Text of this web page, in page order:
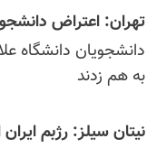
تهران:‌ اعتراض
دانشجویان دانشگاه
به هم زدند
نیتان سیلز: رژبم